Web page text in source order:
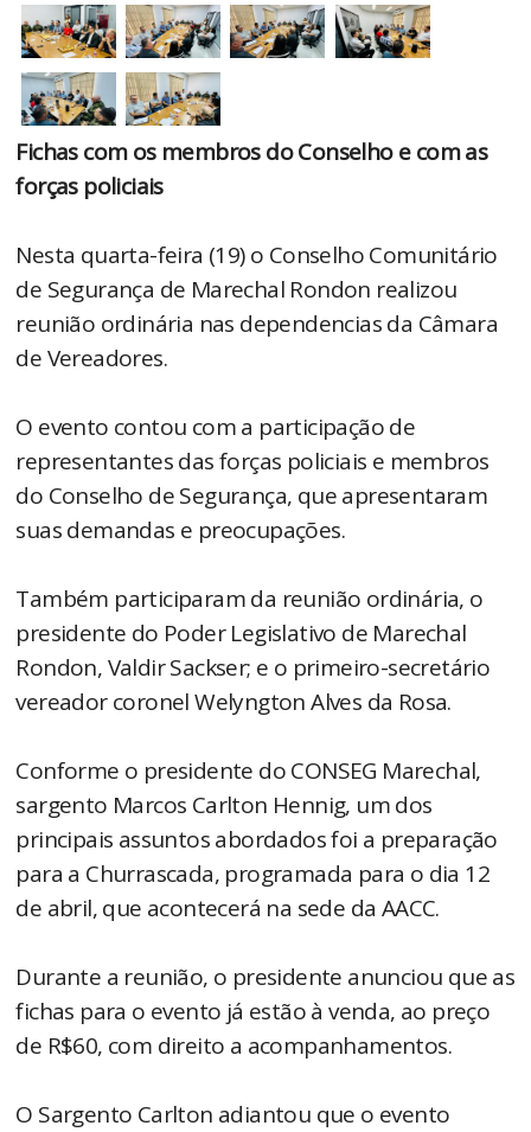
Fichas com os membros do Conselho e com as
forças policiais
Nesta quarta-feira (19) o Conselho Comunitário
de Segurança de Marechal Rondon realizou
reunião ordinária nas dependencias da Câmara
de Vereadores.
O evento contou com a participação de
representantes das forças policiais e membros
do Conselho de Segurança, que apresentaram
suas demandas e preocupações.
Também participaram da reunião ordinária, o
presidente do Poder Legislativo de Marechal
Rondon, Valdir Sackser; e o primeiro-secretário
vereador coronel Welyngton Alves da Rosa.
Conforme o presidente do CONSEG Marechal,
sargento Marcos Carlton Hennig, um dos
principais assuntos abordados foi a preparação
para a Churrascada, programada para o dia 12
de abril, que acontecerá na sede da AACC.
Durante a reunião, o presidente anunciou que as
fichas para o evento já estão à venda, ao preço
de R$60, com direito a acompanhamentos.
O Sargento Carlton adiantou que o evento